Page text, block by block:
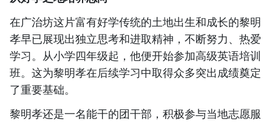
在广治坊这片富有好学传统的土地出生和成长的黎明
孝早已展现出独立思考和进取精神，不断努力、热爱
学习。从小学四年级起，他便开始参加高级英语培训
班。这为黎明孝在后续学习中取得众多突出成绩奠定
了重要基础。
黎明孝还是一名能干的团干部，积极参与当地志愿服